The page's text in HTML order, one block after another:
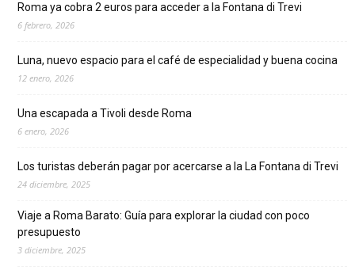
Roma ya cobra 2 euros para acceder a la Fontana di Trevi
6 febrero, 2026
Luna, nuevo espacio para el café de especialidad y buena cocina
12 enero, 2026
Una escapada a Tivoli desde Roma
6 enero, 2026
Los turistas deberán pagar por acercarse a la La Fontana di Trevi
24 diciembre, 2025
Viaje a Roma Barato: Guía para explorar la ciudad con poco
presupuesto
3 diciembre, 2025